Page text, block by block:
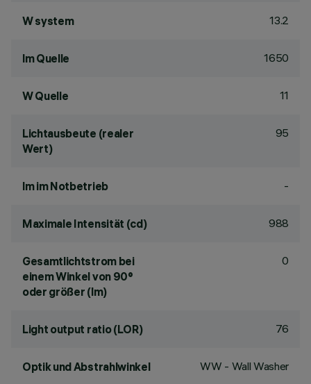
W system 13.2
lm Quelle 1650
W Quelle 11
Lichtausbeute (realer
Wert)
95
lm im Notbetrieb -
Maximale Intensität (cd) 988
Gesamtlichtstrom bei
einem Winkel von 90°
oder größer (lm)
0
Light output ratio (LOR) 76
Optik und Abstrahlwinkel WW - Wall Washer